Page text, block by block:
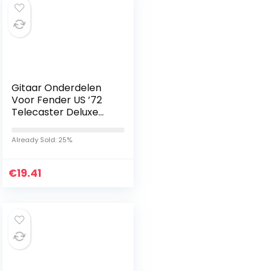
Gitaar Onderdelen
Voor Fender US ’72
Telecaster Deluxe
Gitaar Pickguard 4
Ply Bruin schildpad
Already Sold: 25%
€19.41